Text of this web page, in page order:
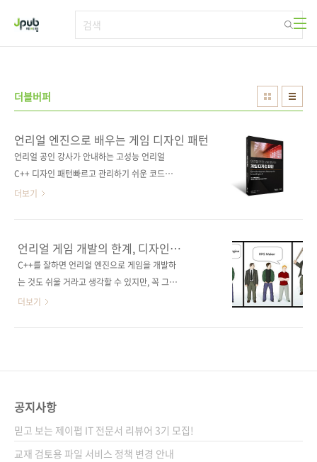
더블버퍼
언리얼 엔진으로 배우는 게임 디자인 패턴
언리얼 공인 강사가 안내하는 고성능 언리얼
C++ 디자인 패턴빠르고 관리하기 쉬운 코드를
위한 다양한 디자인 패턴을 언리얼 엔진 5 프로
이루는 패턴을 자세히 살펴본 다음, 인터페이스
및 이벤트 관찰자 패턴 등을 구현한 게임플레이
예제를 C++로 작성하고, 마지막으로 코드 구조
이 과정을 마스터하면 C++와 블루프린트 조합
으로 유지보수 및 확장 가능한 시스템을 능숙하
더보기
언리얼 게임 개발의 한계, 디자인
패턴으로 돌파하기
C++를 잘하면 언리얼 엔진으로 게임을 개발하
는 것도 쉬울 거라고 생각할 수 있지만, 꼭 그렇
지는 않다고 합니다. 블루프린트를 비롯해서 긴
해소해줄 수 있는 책입니다.빠르게 발전하는 언
가 맞지 않는 경우도 있었다. 단독으로도 강력한
편의성을 제공하고 C++와 함께 쓰면 개발 편의
더보기
공지사항
믿고 보는 제이펍 IT 전문서 리뷰어 3기 모집!
교재 검토용 파일 서비스 정책 변경 안내